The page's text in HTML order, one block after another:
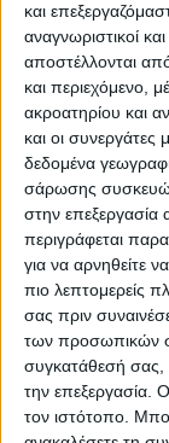
και
αναγνωριστικοί
αποστέλλονται
και περιεχόμενο,
ακροατηρίου και
και οι συνεργάτες
δεδομένα
σάρωσης
στην
περιγράφεται
για να αρνηθείτε
πιο λεπτομερείς
σας πριν
των προσωπικών
συγκατάθεσή σας,
την επεξεργασία.
τον ιστότοπο.
Υγεία,
Διατροφή
18 Μάι